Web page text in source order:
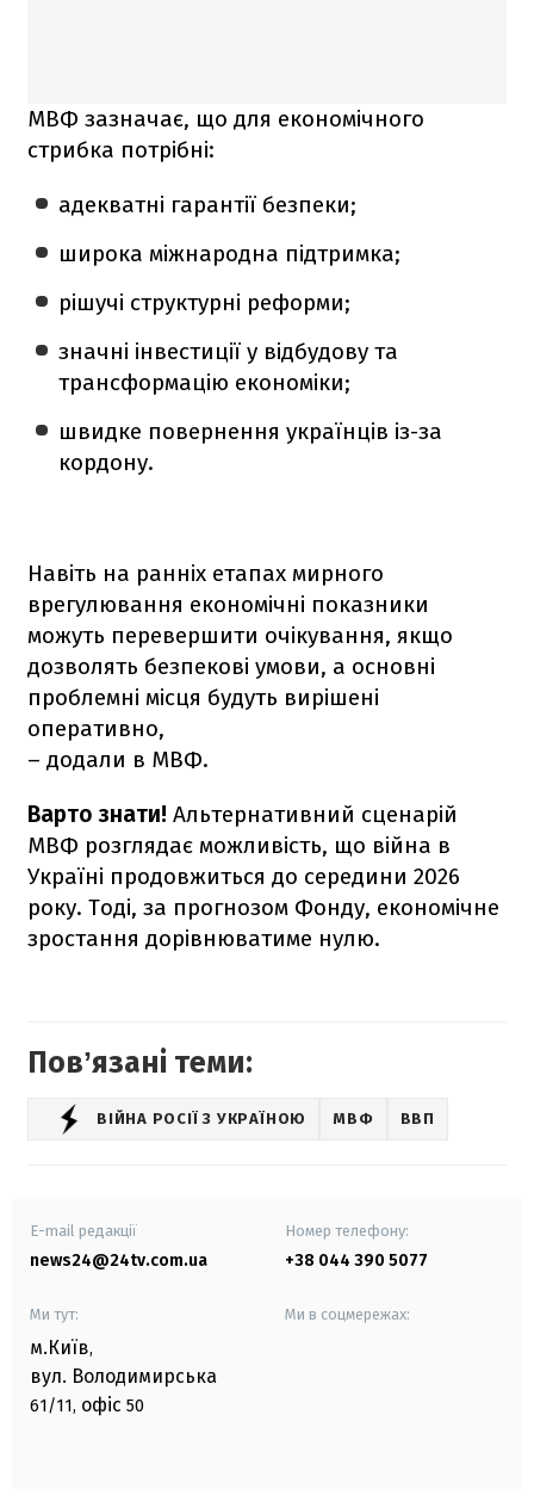
МВФ зазначає, що для економічного
стрибка потрібні:
адекватні гарантії безпеки;
широка міжнародна підтримка;
рішучі структурні реформи;
значні інвестиції у відбудову та
трансформацію економіки;
швидке повернення українців із-за
кордону.
Навіть на ранніх етапах мирного
врегулювання економічні показники
можуть перевершити очікування, якщо
дозволять безпекові умови, а основні
проблемні місця будуть вирішені
оперативно,
– додали в МВФ.
Варто знати! Альтернативний сценарій
МВФ розглядає можливість, що війна в
Україні продовжиться до середини 2026
року. Тоді, за прогнозом Фонду, економічне
зростання дорівнюватиме нулю.
Повʼязані теми:
ВІЙНА РОСІЇ З УКРАЇНОЮ МВФ ВВП
E-mail редакції
news24@24tv.com.ua
Номер телефону:
+38 044 390 5077
Ми тут:
м.Київ,
вул. Володимирська
61/11, офіс 50
Ми в соцмережах: